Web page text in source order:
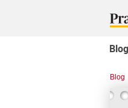
Blog
Blog